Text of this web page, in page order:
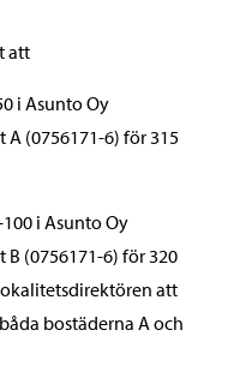
att
i Asunto Oy
A (0756171-6) för 315
i Asunto Oy
B (0756171-6) för 320
att
bostäderna A och